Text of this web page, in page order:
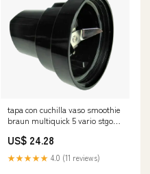
tapa con cuchilla vaso smoothie
braun multiquick 5 vario stgo
US$ 24.28
★★★★★ 4.0 (11 reviews)